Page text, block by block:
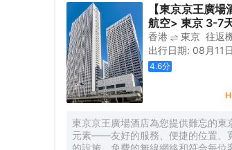
飲水需求的旅客，酒店還為您提供
壺/茶壺。倘若您在忙碌的一天後想在
鬆，提供拖鞋、24小時熱水和浴缸的
的選擇。在餐廳服務方面，酒店中餐
店設有咖啡廳，您可在這裏放鬆身心
務。旅客想要在自己的房間邊聽音樂
呼叫送餐服務。酒店周邊的美食也等
Pachon（レストラン・パッション
供應一流的推薦美味加斯佩半島龍蝦
（Gaspesie Lobster Slices with
and Citrus Fruit），Le Mange-Tout
ュ・トゥー）（法國菜）的鹿肉肉排
【東京京王廣
航空> 東京 3-7
香港 東京 往返
出行日期: 08月11日
4.6分
東京京王廣場酒店為您提供難忘的東
元素——友好的服務、便捷的位置、
的設施、免費的無線網絡和符合每位